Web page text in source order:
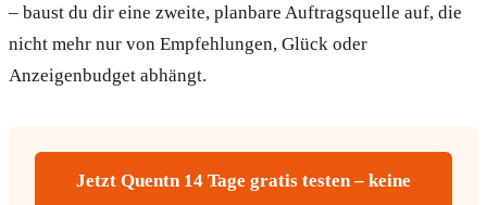
– baust du dir eine zweite, planbare Auftragsquelle auf, die
nicht mehr nur von Empfehlungen, Glück oder
Anzeigenbudget abhängt.
Jetzt Quentn 14 Tage gratis testen – keine